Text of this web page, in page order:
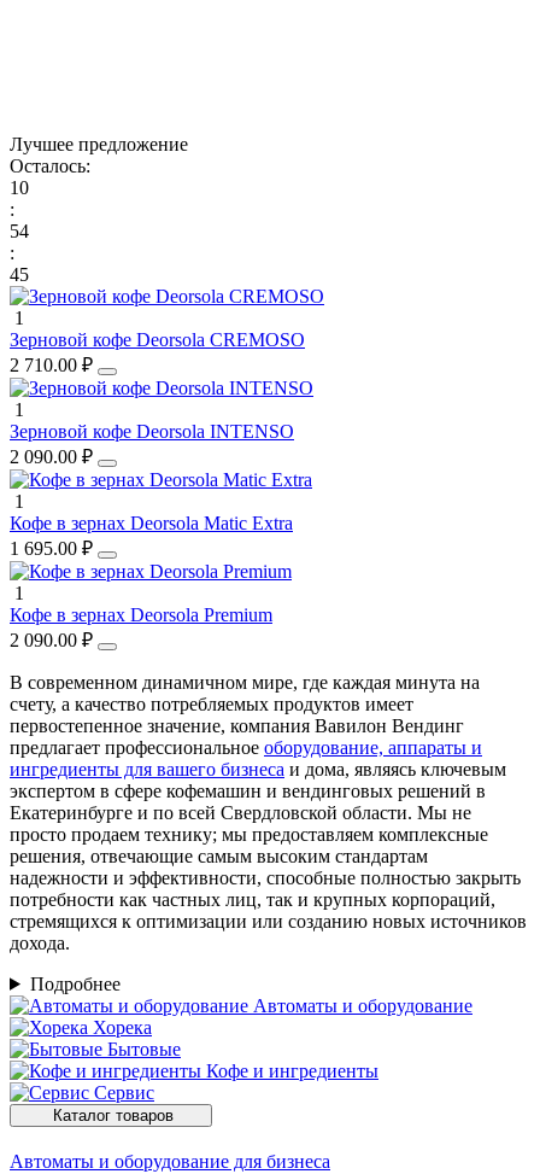
Лучшее предложение
Осталось:
10
:
54
:
45
1
Зерновой кофе Deorsola CREMOSO
2 710.00 ₽
1
Зерновой кофе Deorsola INTENSO
2 090.00 ₽
1
Кофе в зернах Deorsola Matic Extra
1 695.00 ₽
1
Кофе в зернах Deorsola Premium
2 090.00 ₽
В современном динамичном мире, где каждая минута на
счету, а качество потребляемых продуктов имеет
первостепенное значение, компания Вавилон Вендинг
предлагает профессиональное оборудование, аппараты и
ингредиенты для вашего бизнеса и дома, являясь ключевым
экспертом в сфере кофемашин и вендинговых решений в
Екатеринбурге и по всей Свердловской области. Мы не
просто продаем технику; мы предоставляем комплексные
решения, отвечающие самым высоким стандартам
надежности и эффективности, способные полностью закрыть
потребности как частных лиц, так и крупных корпораций,
стремящихся к оптимизации или созданию новых источников
дохода.
Подробнее
Автоматы и оборудование
Хорека
Бытовые
Кофе и ингредиенты
Сервис
Каталог товаров
Автоматы и оборудование для бизнеса